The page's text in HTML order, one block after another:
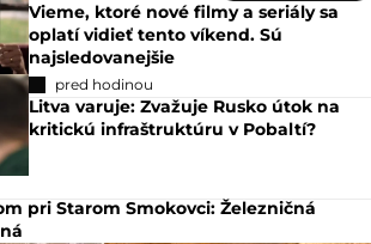
Vieme, ktoré nové filmy a seriály sa
oplatí vidieť tento víkend. Sú
najsledovanejšie
pred hodinou
Litva varuje: Zvažuje Rusko útok na
kritickú infraštruktúru v Pobaltí?
pri Starom Smokovci: Železničná